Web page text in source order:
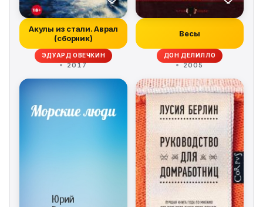
Акулы из стали. Аврал
(сборник)
ЭДУАРД ОВЕЧКИН
2017
Весы
ДОН ДЕЛИЛЛО
2005